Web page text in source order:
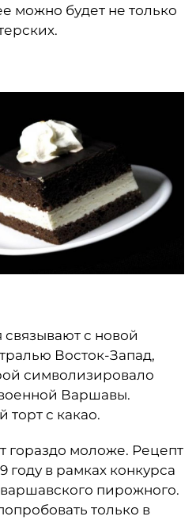
можно будет не только
с новой
Восток-Запад,
символизировало
Варшавы.
торт с какао.
гораздо моложе. Рецепт
году в рамках конкурса
пирожного.
только в